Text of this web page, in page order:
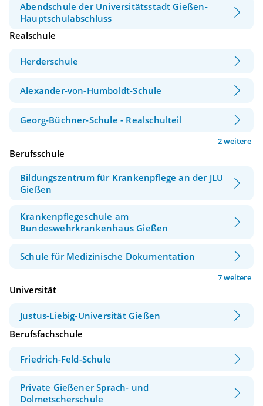
Abendschule der Universitätsstadt Gießen-
Hauptschulabschluss
Realschule
Herderschule
Alexander-von-Humboldt-Schule
Georg-Büchner-Schule - Realschulteil
2 weitere
Berufsschule
Bildungszentrum für Krankenpflege an der JLU
Gießen
Krankenpflegeschule am
Bundeswehrkrankenhaus Gießen
Schule für Medizinische Dokumentation
7 weitere
Universität
Justus-Liebig-Universität Gießen
Berufsfachschule
Friedrich-Feld-Schule
Private Gießener Sprach- und
Dolmetscherschule